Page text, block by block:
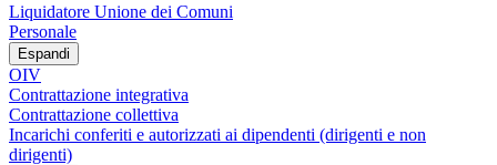
Liquidatore Unione dei Comuni
Personale
Espandi
OIV
Contrattazione integrativa
Contrattazione collettiva
Incarichi conferiti e autorizzati ai dipendenti (dirigenti e non
dirigenti)